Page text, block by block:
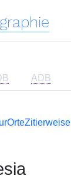
ADB
OrteZitierweise